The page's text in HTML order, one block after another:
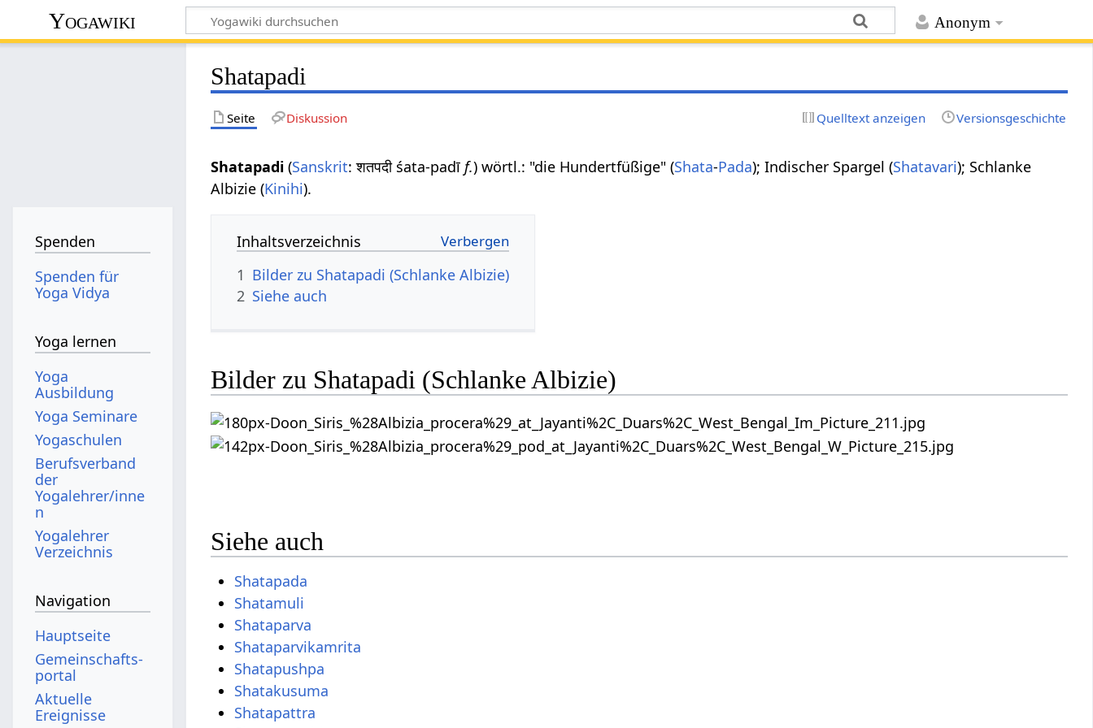
Anonym
Yogawiki
Shatapadi
Seite Diskussion Quelltext anzeigen Versionsgeschichte
Shatapadi (Sanskrit: शतपदी śata-padī f.) wörtl.: "die Hundertfüßige" (Shata-Pada); Indischer Spargel (Shatavari); Schlanke
Albizie (Kinihi).
Inhaltsverzeichnis
1 Bilder zu Shatapadi (Schlanke Albizie)
2 Siehe auch
Bilder zu Shatapadi (Schlanke Albizie)
Siehe auch
Shatapada
Shatamuli
Shataparva
Shataparvikamrita
Shatapushpa
Shatakusuma
Shatapattra
Spenden
Spenden für
Yoga Vidya
Yoga lernen
Yoga
Ausbildung
Yoga Seminare
Yogaschulen
Berufsverband
der
Yogalehrer/inne
n
Yogalehrer
Verzeichnis
Navigation
Hauptseite
Gemeinschafts­
portal
Aktuelle
Ereignisse